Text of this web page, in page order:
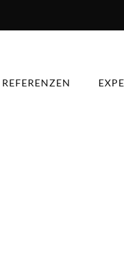
REFERENZEN